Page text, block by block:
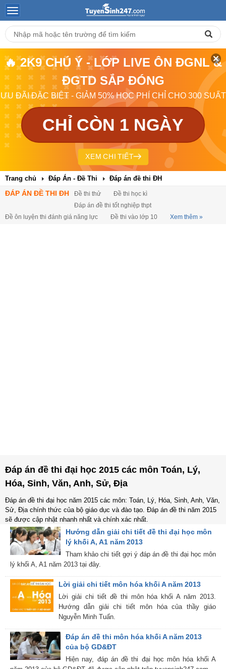
🔥 2K9 CHÚ Ý - LỚP LIVE ÔN ĐGNL &
ĐGTD SẮP ĐÓNG
ƯU ĐÃI ĐẶC BIỆT - GIẢM 50% HỌC PHÍ CHỈ CHO 300 SUẤT
CHỈ CÒN 1 NGÀY
XEM CHI TIẾT
Trang chủ Đáp Án - Đề Thi Đáp án đề thi ĐH
ĐÁP ÁN ĐỀ THI ĐH Đề thi thử
Đề thi học kì
Đáp án đề thi tốt nghiệp thpt
Đề ôn luyện thi đánh giá năng lực
Đề thi vào lớp 10 Xem thêm »
Đáp án đề thi đại học 2015 các môn Toán, Lý,
Hóa, Sinh, Văn, Anh, Sử, Địa
Đáp án đề thi đại học năm 2015 các môn: Toán, Lý, Hóa, Sinh, Anh, Văn,
Sử, Địa chính thức của bộ giáo dục và đào tạo. Đáp án đề thi năm 2015
sẽ được cập nhật nhanh nhất và chính xác nhất.
Hướng dẫn giải chi tiết đề thi đại học môn
lý khối A, A1 năm 2013
Tham khảo chi tiết gợi ý đáp án đề thi đại học môn
lý khối A, A1 năm 2013 tại đây.
Lời giải chi tiết môn hóa khối A năm 2013
Lời giải chi tiết đề thi môn hóa khối A năm 2013.
Hướng dẫn giải chi tiết môn hóa của thầy giáo
Nguyễn Minh Tuấn.
Đáp án đề thi môn hóa khối A năm 2013
của bộ GD&ĐT
Hiện nay, đáp án đề thi đại học môn hóa khối A